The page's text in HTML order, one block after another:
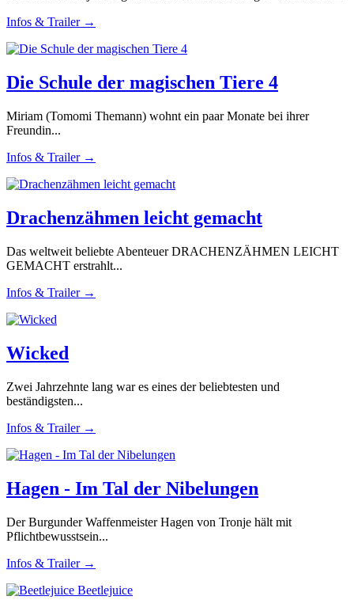
Infos & Trailer →
Die Schule der magischen Tiere 4
Miriam (Tomomi Themann) wohnt ein paar Monate bei ihrer
Freundin...
Infos & Trailer →
Drachenzähmen leicht gemacht
Das weltweit beliebte Abenteuer DRACHENZÄHMEN LEICHT
GEMACHT erstrahlt...
Infos & Trailer →
Wicked
Zwei Jahrzehnte lang war es eines der beliebtesten und
beständigsten...
Infos & Trailer →
Hagen - Im Tal der Nibelungen
Der Burgunder Waffenmeister Hagen von Tronje hält mit
Pflichtbewusstsein...
Infos & Trailer →